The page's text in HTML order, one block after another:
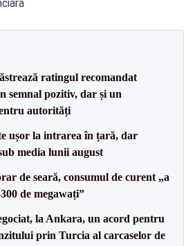
ratingul recomandat
semnal pozitiv, dar și un
autorități
ușor la intrarea în țară, dar
media lunii august
de seară, consumul de curent „a
de megawați”
la Ankara, un acord pentru
prin Turcia al carcaselor de